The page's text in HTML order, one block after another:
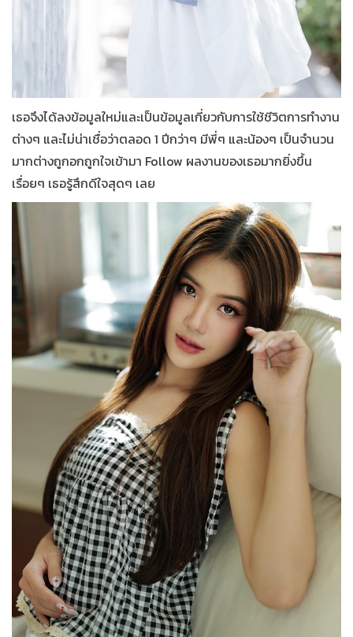
เธอจึงได้ลงข้อมูลใหม่และเป็นข้อมูลเกี่ยวกับการใช้ชีวิตการทำงาน
ต่างๆ และไม่น่าเชื่อว่าตลอด 1 ปีกว่าๆ มีพี่ๆ และน้องๆ เป็นจำนวน
มากต่างถูกอกถูกใจเข้ามา Follow ผลงานของเธอมากยิ่งขึ้น
เรื่อยๆ เธอรู้สึกดีใจสุดๆ เลย